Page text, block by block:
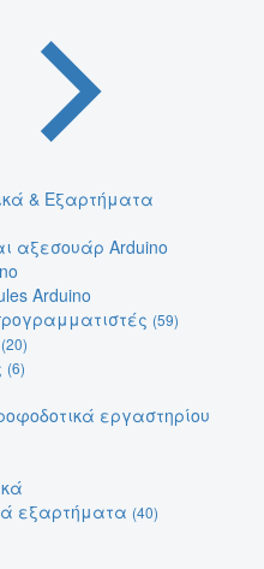
& Εξαρτήματα
αξεσουάρ Arduino
Arduino
(59)
(20)
(6)
εργαστηρίου
εξαρτήματα (40)